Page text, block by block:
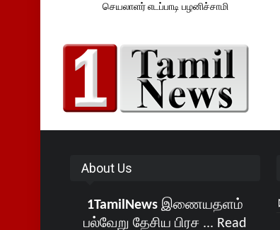
செயலாளர் எடப்பாடி பழனிச்சாமி
About Us
1TamilNewsஇணையதளம்
பல்வேறு தேசிய பிரச ... Read